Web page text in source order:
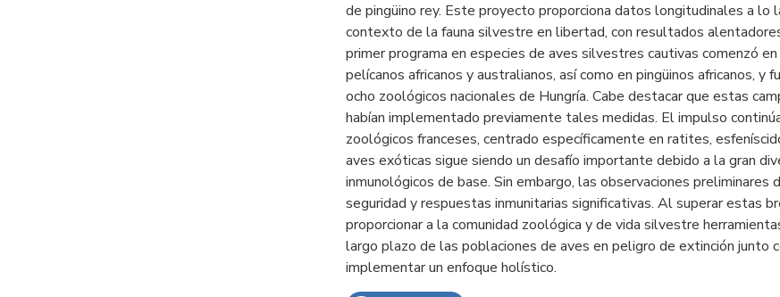
de pingüino rey. Este proyecto proporciona datos longitudinales a lo
contexto de la fauna silvestre en libertad, con resultados
primer programa en especies de aves silvestres cautivas comenzó
pelícanos africanos y australianos, así como en pingüinos africanos,
ocho zoológicos nacionales de Hungría. Cabe destacar que estas
habían implementado previamente tales medidas. El impulso
zoológicos franceses, centrado específicamente en ratites,
aves exóticas sigue siendo un desafío importante debido a la gran
inmunológicos de base. Sin embargo, las observaciones
seguridad y respuestas inmunitarias significativas. Al superar estas
proporcionar a la comunidad zoológica y de vida silvestre
largo plazo de las poblaciones de aves en peligro de extinción
implementar un enfoque holístico.